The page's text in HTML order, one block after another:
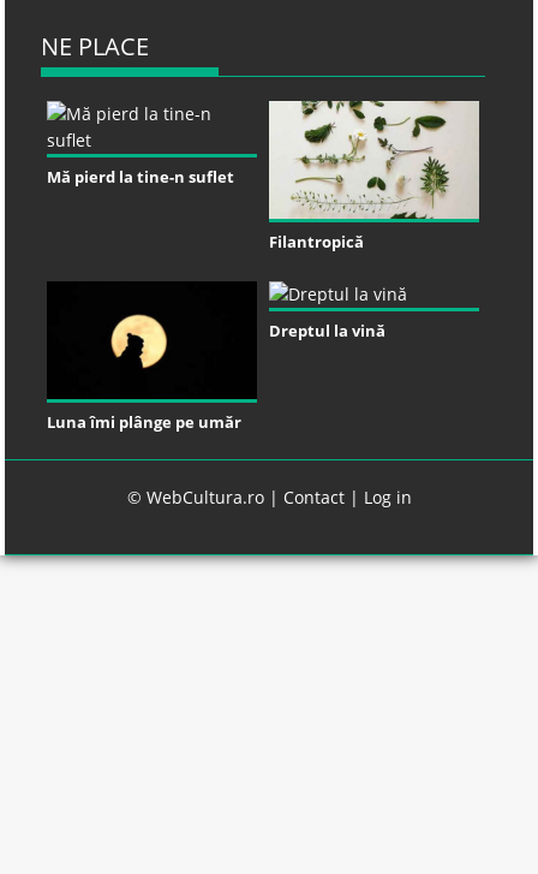
NE PLACE
Mă pierd la tine-n suflet
Filantropică
Luna îmi plânge pe umăr
Dreptul la vină
© WebCultura.ro | Contact| Log in